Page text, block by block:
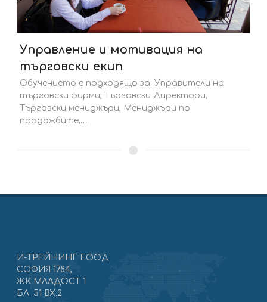
Управление и мотивация на
търговски екип
Обучението е подходящо за: Управители на
търговски фирми, Търговски Директори,
Търговски мениджъри, Мениджъри по
продажбите,…
И-ТРЕЙНИНГ ЕООД
СОФИЯ 1784,
ЖК МЛАДОСТ 1
БЛ. 51 ВХ.2